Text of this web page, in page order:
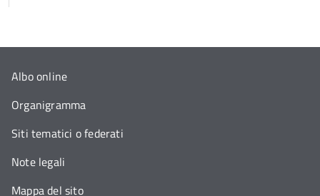
Albo online
Organigramma
Siti tematici o federati
Note legali
Mappa del sito